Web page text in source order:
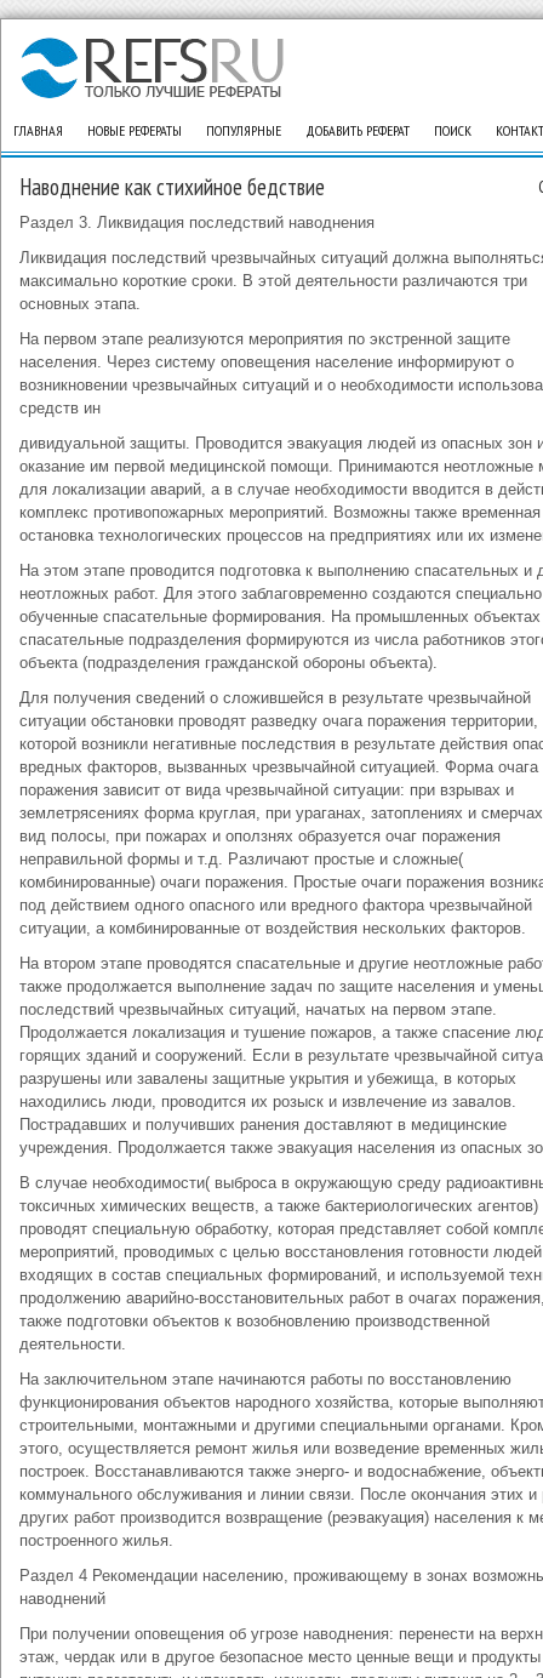
ГЛАВНАЯ НОВЫЕ РЕФЕРАТЫ ПОПУЛЯРНЫЕ ДОБАВИТЬ РЕФЕРАТ ПОИСК
Наводнение как стихийное бедствие
Раздел 3. Ликвидация последствий наводнения
Ликвидация последствий чрезвычайных ситуаций должна
максимально короткие сроки. В этой деятельности различаются три
основных этапа.
На первом этапе реализуются мероприятия по экстренной защите
населения. Через систему оповещения население информируют о
возникновении чрезвычайных ситуаций и о необходимости
средств ин
дивидуальной защиты. Проводится эвакуация людей из опасных зон
оказание им первой медицинской помощи. Принимаются неотложные
для локализации аварий, а в случае необходимости вводится в
комплекс противопожарных мероприятий. Возможны также временная
остановка технологических процессов на предприятиях или их
На этом этапе проводится подготовка к выполнению спасательных и
неотложных работ. Для этого заблаговременно создаются специально
обученные спасательные формирования. На промышленных объектах
спасательные подразделения формируются из числа работников
объекта (подразделения гражданской обороны объекта).
Для получения сведений о сложившейся в результате чрезвычайной
ситуации обстановки проводят разведку очага поражения территории,
которой возникли негативные последствия в результате действия
вредных факторов, вызванных чрезвычайной ситуацией. Форма очага
поражения зависит от вида чрезвычайной ситуации: при взрывах и
землетрясениях форма круглая, при ураганах, затоплениях и
вид полосы, при пожарах и оползнях образуется очаг поражения
неправильной формы и т.д. Различают простые и сложные(
комбинированные) очаги поражения. Простые очаги поражения
под действием одного опасного или вредного фактора чрезвычайной
ситуации, а комбинированные от воздействия нескольких факторов.
На втором этапе проводятся спасательные и другие неотложные
также продолжается выполнение задач по защите населения и
последствий чрезвычайных ситуаций, начатых на первом этапе.
Продолжается локализация и тушение пожаров, а также спасение
горящих зданий и сооружений. Если в результате чрезвычайной
разрушены или завалены защитные укрытия и убежища, в которых
находились люди, проводится их розыск и извлечение из завалов.
Пострадавших и получивших ранения доставляют в медицинские
учреждения. Продолжается также эвакуация населения из опасных
В случае необходимости( выброса в окружающую среду
токсичных химических веществ, а также бактериологических агентов)
проводят специальную обработку, которая представляет собой
мероприятий, проводимых с целью восстановления готовности
входящих в состав специальных формирований, и используемой
продолжению аварийно-восстановительных работ в очагах
также подготовки объектов к возобновлению производственной
деятельности.
На заключительном этапе начинаются работы по восстановлению
функционирования объектов народного хозяйства, которые
строительными, монтажными и другими специальными органами.
этого, осуществляется ремонт жилья или возведение временных
построек. Восстанавливаются также энерго- и водоснабжение,
коммунального обслуживания и линии связи. После окончания этих и
других работ производится возвращение (реэвакуация) населения к
построенного жилья.
Раздел 4 Рекомендации населению, проживающему в зонах
наводнений
При получении оповещения об угрозе наводнения: перенести на
этаж, чердак или в другое безопасное место ценные вещи и продукты